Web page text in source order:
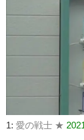
1: 愛の戦士 ★